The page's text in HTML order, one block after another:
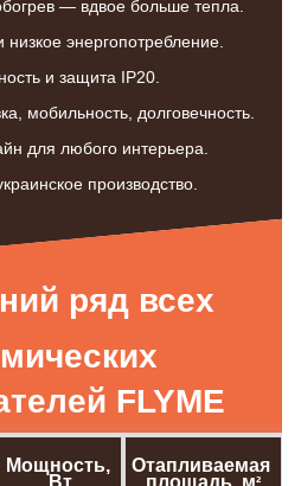
— вдвое больше тепла.
энергопотребление.
и защита IP20.
мобильность, долговечность.
для любого интерьера.
производство.
ряд всех
FLYME
Мощность,
Отапливаемая